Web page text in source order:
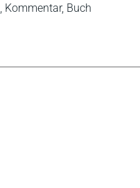
Kommentar, Buch